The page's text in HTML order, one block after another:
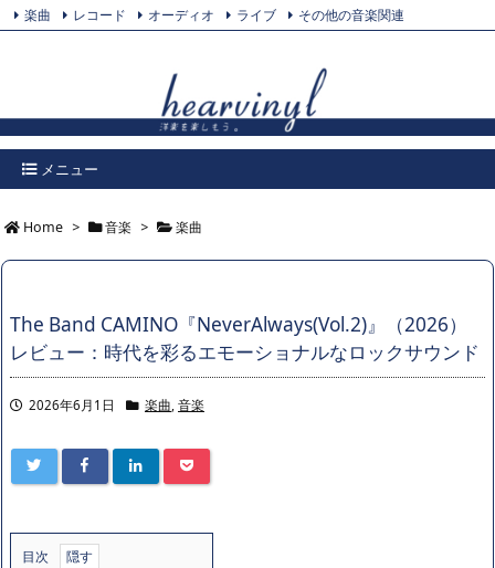
メニュー
楽曲 レコード オーディオ ライブ
その他の音楽関連
Home > 音楽 > 楽曲
The Band CAMINO『NeverAlways(Vol.2)』（2026）
レビュー：時代を彩るエモーショナルなロックサウンド
2026年6月1日 楽曲, 音楽
目次